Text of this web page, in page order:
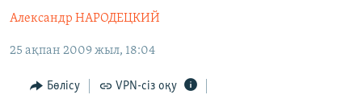
main
Navigation
Skip
Search
АДАМ ҚҰҚЫҚТАРЫ
ӘЛЕУМЕТ
ӘЛЕМ
Александр НАРОДЕЦКИЙ
25 ақпан 2009 жыл, 18:04
Бөлісу VPN-сіз оқу